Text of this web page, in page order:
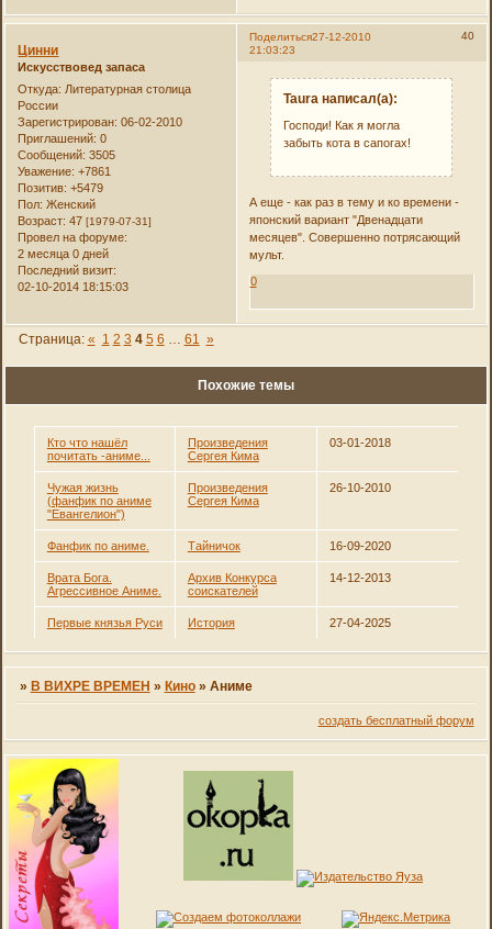
Поделиться 40
27-12-2010
21:03:23
Цинни
Искусствовед запаса
Откуда: Литературная столица
России
Зарегистрирован: 06-02-2010
Приглашений: 0
Сообщений: 3505
Уважение: +7861
Позитив: +5479
Пол: Женский
Возраст: 47[1979-07-31]
Провел на форуме:
2 месяца 0 дней
Последний визит:
02-10-2014 18:15:03
Taura написал(а):
Господи! Как я могла
забыть кота в сапогах!
А еще - как раз в тему и ко времени -
японский вариант "Двенадцати
месяцев". Совершенно потрясающий
мульт.
0
Страница: « 1 2 3 4 5 6 … 61 »
Похожие темы
Кто что нашёл
почитать -аниме...
Произведения
Сергея Кима
03-01-2018
Чужая жизнь
(фанфик по аниме
"Евангелион")
Произведения
Сергея Кима
26-10-2010
Фанфик по аниме. Тайничок 16-09-2020
Врата Бога.
Агрессивное Аниме.
Архив Конкурса
соискателей
14-12-2013
Первые князья Руси История 27-04-2025
» В ВИХРЕ ВРЕМЕН » Кино » Аниме
создать бесплатный форум